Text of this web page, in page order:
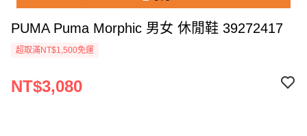
PUMA Puma Morphic 男女 休閒鞋 39272417
超取滿NT$1,500免運
NT$3,080